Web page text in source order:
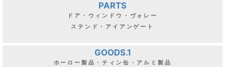
PARTS
ドア・ウィンドウ・ヴォレー
ステンド・アイアンゲート
GOODS.1
ホーロー製品・ティン缶・アルミ製品